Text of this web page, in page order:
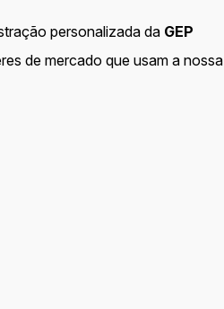
personalizada da GEP
de mercado que usam a nossa